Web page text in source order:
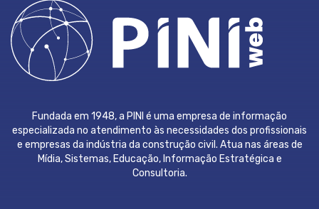
Fundada em 1948, a PINI é uma empresa de informação
especializada no atendimento às necessidades dos profissionais
e empresas da indústria da construção civil. Atua nas áreas de
Mídia, Sistemas, Educação, Informação Estratégica e
Consultoria.